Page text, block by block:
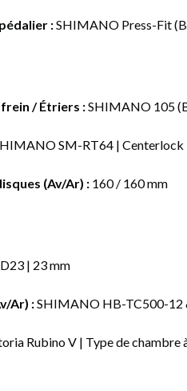
:SHIMANO Press-Fit
/ Étriers :SHIMANO 105
SM-RT64 | Centerlock
(Av/Ar) : 160 / 160 mm
| 23 mm
Ar) :SHIMANO HB-TC500-12
Rubino V | Type de chambre